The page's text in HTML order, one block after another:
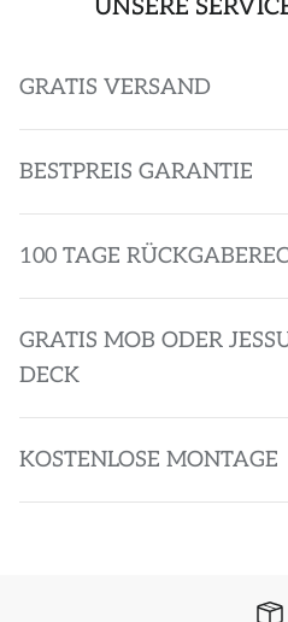
UNSERE
GRATIS VERSAND
BESTPREIS GARANTIE
100 TAGE
GRATIS MOB ODER
DECK
KOSTENLOSE MONTAGE